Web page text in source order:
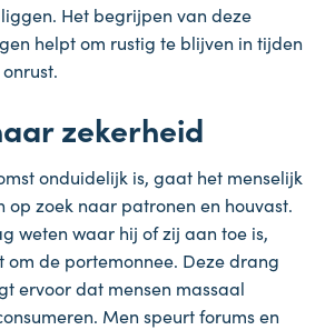
Het begrijpen van deze
helpt om rustig te blijven in tijden
zekerheid
onduidelijk is, gaat het menselijk
op zoek naar patronen en houvast.
weten waar hij of zij aan toe is,
om de portemonnee. Deze drang
ervoor dat mensen massaal
Men speurt forums en